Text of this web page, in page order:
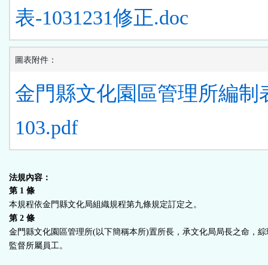
表-1031231修正.doc
圖表附件：
金門縣文化園區管理所編制
103.pdf
法規內容：
第 1 條
本規程依金門縣文化局組織規程第九條規定訂定之。
第 2 條
金門縣文化園區管理所(以下簡稱本所)置所長，承文化局局長之命，
監督所屬員工。